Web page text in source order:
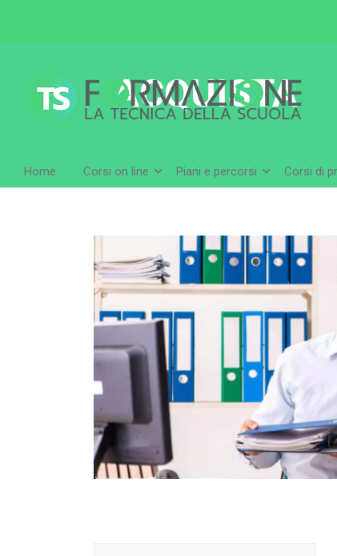
Home Corsi on line Piani e percorsi Corsi di
ACQUISTA